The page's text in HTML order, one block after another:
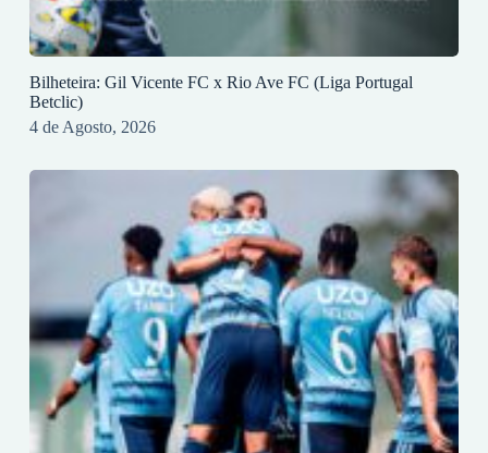
Bilheteira: Gil Vicente FC x Rio Ave FC (Liga Portugal
Betclic)
4 de Agosto, 2026